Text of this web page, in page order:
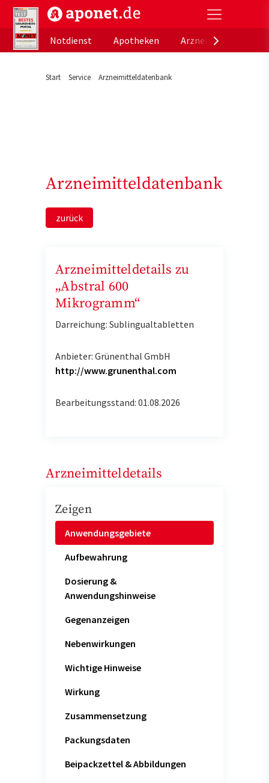
aponet.de - Das offizielle Gesundheitsportal der
Notdienst
Apotheken
Start Service Arzneimitteldatenbank
Arzneimitteldatenbank
zurück
Arzneimitteldetails zu
„Abstral 600
Mikrogramm“
Darreichung: Sublingualtabletten
Anbieter: Grünenthal GmbH
http://www.grunenthal.com
Bearbeitungsstand: 01.08.2026
Arzneimitteldetails
Zeigen
Anwendungsgebiete
Aufbewahrung
Dosierung &
Anwendungshinweise
Gegenanzeigen
Nebenwirkungen
Wichtige Hinweise
Wirkung
Zusammensetzung
Packungsdaten
Beipackzettel & Abbildungen